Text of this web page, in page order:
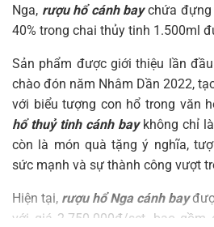
Nga, rượu hổ cánh baychứa đựng
40% trong chai thủy tinh 1.500ml
Sản phẩm được giới thiệu lần
chào đón năm Nhâm Dần 2022,
với biểu tượng con hổ trong văn
hổ thuỷ tinh cánh baykhông chỉ
còn là món quà tặng ý nghĩa,
sức mạnh và sự thành công vượt
Hiện tại, rượu hổ Nga cánh bay
với giá 2.750.000đ/set, bao